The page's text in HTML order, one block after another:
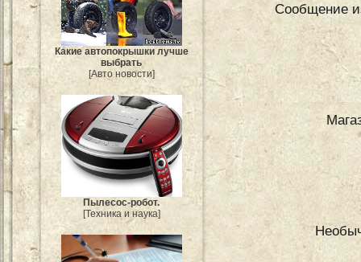
Какие автопокрышки лучше
выбрать
[Авто новости]
Пылесос-робот.
[Техника и наука]
Сообщение